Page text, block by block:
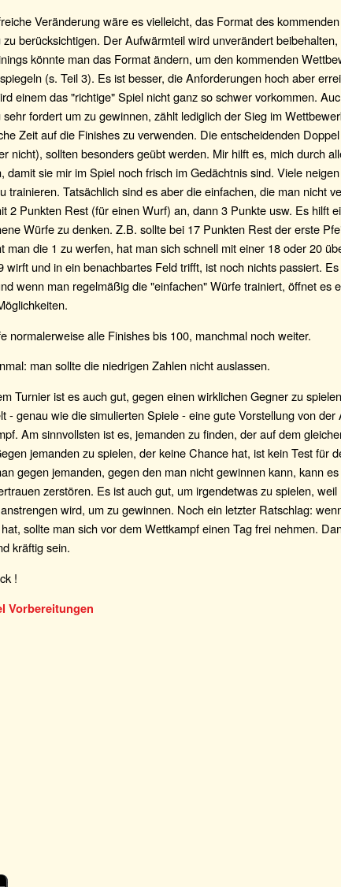
Veränderung wäre es vielleicht, das Format des
zu berücksichtigen. Der Aufwärmteil wird unverändert
könnte man das Format ändern, um den kommenden
(s. Teil 3). Es ist besser, die Anforderungen hoch aber
einem das "richtige" Spiel nicht ganz so schwer vorkommen.
sehr fordert um zu gewinnen, zählt lediglich der Sieg im
Zeit auf die Finishes zu verwenden. Die entscheidenden
nicht), sollten besonders geübt werden. Mir hilft es, mich durch
damit sie mir im Spiel noch frisch im Gedächtnis sind. Viele
trainieren. Tatsächlich sind es aber die einfachen, die man nicht
2 Punkten Rest (für einen Wurf) an, dann 3 Punkte usw. Es hilft
Würfe zu denken. Z.B. sollte bei 17 Punkten Rest der erste
man die 1 zu werfen, hat man sich schnell mit einer 18 oder 20
wirft und in ein benachbartes Feld trifft, ist noch nichts passiert.
wenn man regelmäßig die "einfachen" Würfe trainiert, öffnet es
normalerweise alle Finishes bis 100, manchmal noch weiter.
man sollte die niedrigen Zahlen nicht auslassen.
Turnier ist es auch gut, gegen einen wirklichen Gegner zu
- genau wie die simulierten Spiele - eine gute Vorstellung von der
Am sinnvollsten ist es, jemanden zu finden, der auf dem
jemanden zu spielen, der keine Chance hat, ist kein Test für
gegen jemanden, gegen den man nicht gewinnen kann, kann
zerstören. Es ist auch gut, um irgendetwas zu spielen,
wird, um zu gewinnen. Noch ein letzter Ratschlag:
sollte man sich vor dem Wettkampf einen Tag frei nehmen.
kräftig sein.
!
Vorbereitungen